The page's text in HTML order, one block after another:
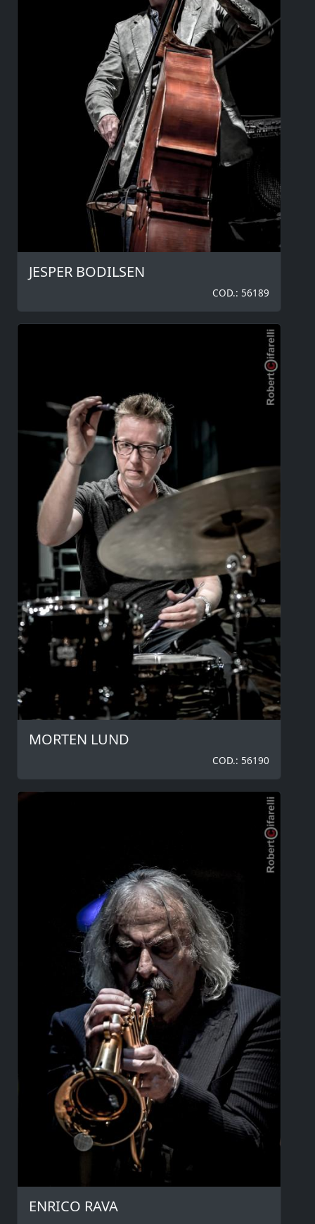
JESPER BODILSEN
COD.: 56189
MORTEN LUND
COD.: 56190
ENRICO RAVA